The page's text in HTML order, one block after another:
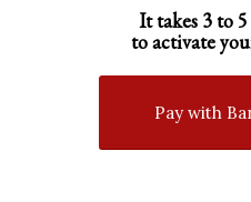
It takes 3 to
to activate
Pay with